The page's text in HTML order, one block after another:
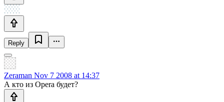
Reply
Zeraman Nov 7 2008 at 14:37
А кто из Opera будет?